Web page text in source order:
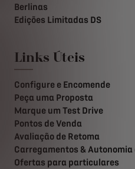
Berlinas
Edições Limitadas DS
Links Úteis
Configure e Encomende
Peça uma Proposta
Marque um Test Drive
Pontos de Venda
Avaliação de Retoma
Carregamentos &
Ofertas para particulares